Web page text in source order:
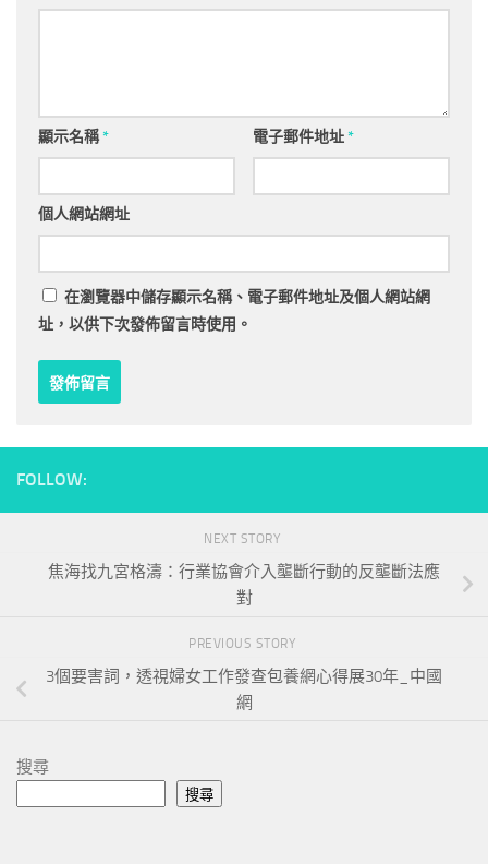
顯示名稱* 電子郵件地址*
個人網站網址
在瀏覽器中儲存顯示名稱、電子郵件地址及個人網站網
址，以供下次發佈留言時使用。
FOLLOW:
NEXT STORY
焦海找九宮格濤：行業協會介入壟斷行動的反壟斷法應
對
PREVIOUS STORY
3個要害詞，透視婦女工作發查包養網心得展30年_中國
網
搜尋
搜尋